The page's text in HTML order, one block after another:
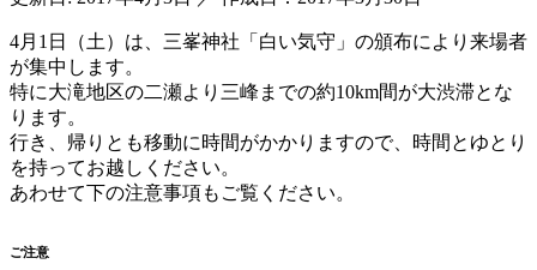
4月1日（土）は、三峯神社「白い気守」の頒布により来場者
が集中します。
特に大滝地区の二瀬より三峰までの約10km間が大渋滞とな
ります。
行き、帰りとも移動に時間がかかりますので、時間とゆとり
を持ってお越しください。
あわせて下の注意事項もご覧ください。
ご注意